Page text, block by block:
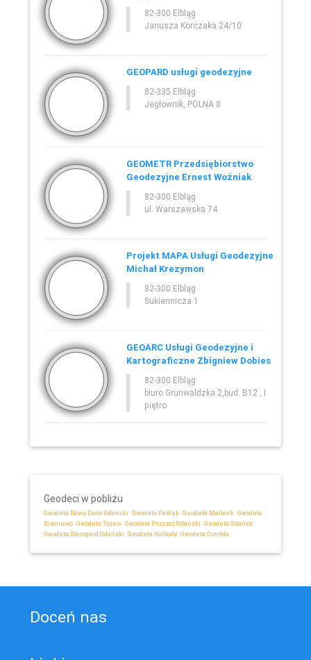
82-300 Elbląg
Janusza Korczaka 24/10
GEOPARD usługi geodezyjne
82-335 Elbląg
Jegłownik, POLNA 8
GEOMETR Przedsiębiorstwo
Geodezyjne Ernest Woźniak
82-300 Elbląg
ul. Warszawska 74
Projekt MAPA Usługi Geodezyjne
Michał Krezymon
82-300 Elbląg
Sukiennicza 1
GEOARC Usługi Geodezyjne i
Kartograficzne Zbigniew Dobies
82-300 Elbląg
biuro Grunwaldzka 2,bud. B12 , I
piętro
Geodeci w pobliżu
Geodeta Nowy Dwór Gdański Geodeta Pasłęk Geodeta Malbork Geodeta
Braniewo Geodeta Tczew Geodeta Pruszcz Gdański Geodeta Gdańsk
Geodeta Starogard Gdański Geodeta Kolbudy Geodeta Ostróda
Doceń nas